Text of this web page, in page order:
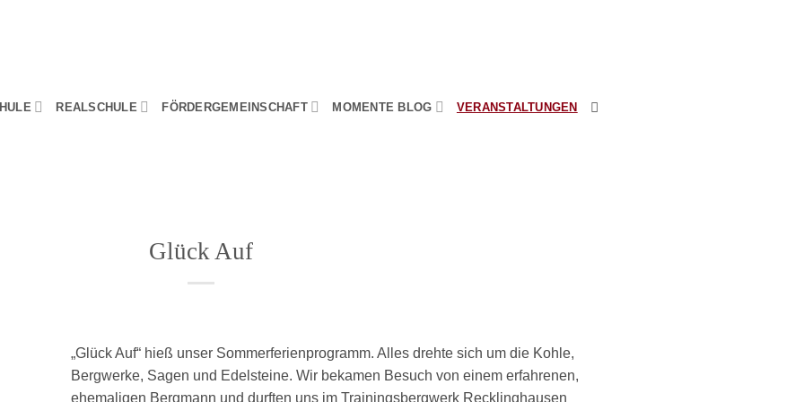
REALSCHULE FÖRDERGEMEINSCHAFT MOMENTE BLOG VERANSTALTUNGEN
Glück Auf
„Glück Auf“ hieß unser Sommerferienprogramm. Alles drehte sich um die Kohle,
Bergwerke, Sagen und Edelsteine. Wir bekamen Besuch von einem erfahrenen,
ehemaligen Bergmann und durften uns im Trainingsbergwerk Recklinghausen